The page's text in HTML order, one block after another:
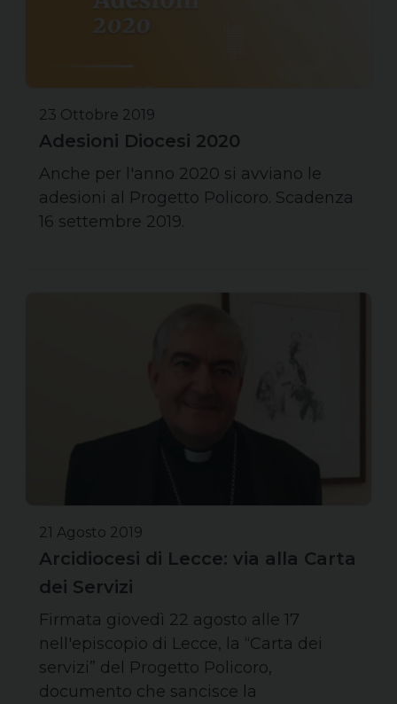
23 Ottobre 2019
Adesioni Diocesi 2020
Anche per l'anno 2020 si avviano le
adesioni al Progetto Policoro. Scadenza
16 settembre 2019.
21 Agosto 2019
Arcidiocesi di Lecce: via alla Carta
dei Servizi
Firmata giovedì 22 agosto alle 17
nell'episcopio di Lecce, la “Carta dei
servizi” del Progetto Policoro,
documento che sancisce la